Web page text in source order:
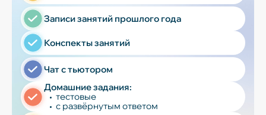
Записи занятий прошлого года
Конспекты занятий
Чат с тьютором
Домашние задания:
тестовые
с развёрнутым ответом